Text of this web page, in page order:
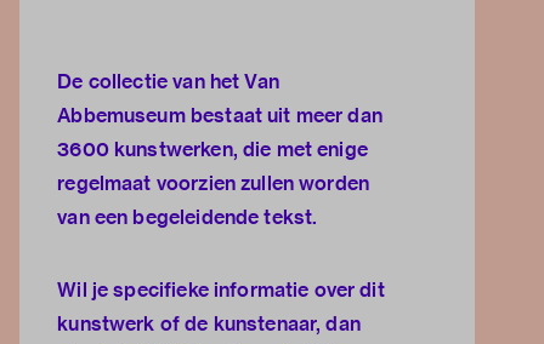
De collectie van het Van
Abbemuseum bestaat uit meer dan
3600 kunstwerken, die met enige
regelmaat voorzien zullen worden
van een begeleidende tekst.
Wil je specifieke informatie over dit
kunstwerk of de kunstenaar, dan